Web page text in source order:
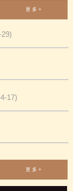
更 多 +
17)
更 多 +